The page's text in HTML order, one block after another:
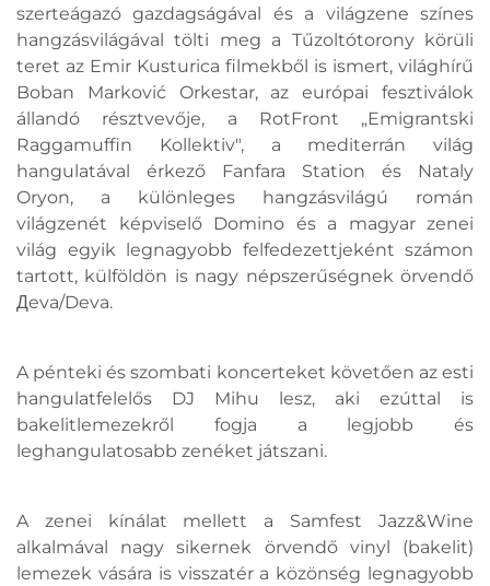
szerteágazó gazdagságával és a világzene színes
hangzásvilágával tölti meg a Tűzoltótorony körüli
teret az Emir Kusturica filmekből is ismert, világhírű
Boban Marković Orkestar, az európai fesztiválok
állandó résztvevője, a RotFront „Emigrantski
Raggamuffin Kollektiv", a mediterrán világ
hangulatával érkező Fanfara Station és Nataly
Oryon, a különleges hangzásvilágú román
világzenét képviselő Domino és a magyar zenei
világ egyik legnagyobb felfedezettjeként számon
tartott, külföldön is nagy népszerűségnek örvendő
Дeva/Deva.
A pénteki és szombati koncerteket követően az esti
hangulatfelelős DJ Mihu lesz, aki ezúttal is
bakelitlemezekről fogja a legjobb és
leghangulatosabb zenéket játszani.
A zenei kínálat mellett a Samfest Jazz&Wine
alkalmával nagy sikernek örvendő vinyl (bakelit)
lemezek vására is visszatér a közönség legnagyobb